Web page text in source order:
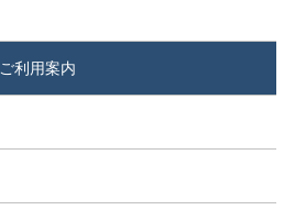
ご利用案内